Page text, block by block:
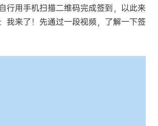
行用手机扫描二维码完成签到，以此来
我来了！ 先通过一段视频，了解一下签